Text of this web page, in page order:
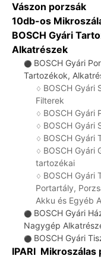
Vászon porzsák
10db-os
BOSCH Gyári
Alkatrészek
⚫ BOSCH Gyári
Tartozékok,
♢ BOSCH Gyári
Filterek
♢ BOSCH Gyári
♢ BOSCH Gyári
♢ BOSCH Gyári
♢ BOSCH Gyári
tartozékai
♢ BOSCH Gyári
Portartály,
Akku és Egyéb
⚫ BOSCH Gyári
Nagygép
⚫ BOSCH Gyári
IPARI Mikroszálas